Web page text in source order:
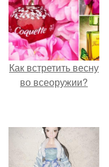
Как встретить весну
во всеоружии?